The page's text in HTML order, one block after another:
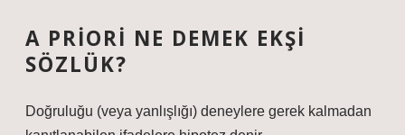
A PRIORI NE DEMEK EKŞI
SÖZLÜK?
Doğruluğu (veya yanlışlığı) deneylere gerek kalmadan